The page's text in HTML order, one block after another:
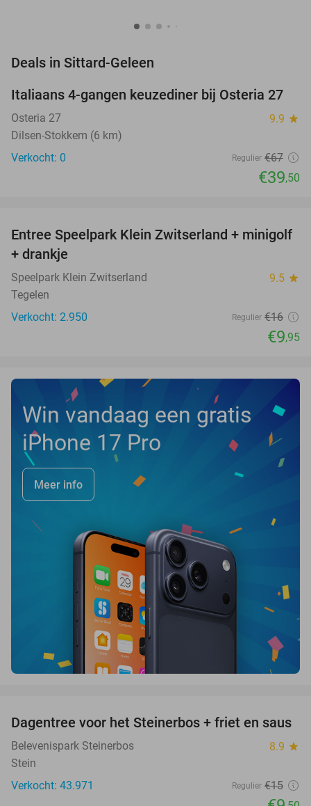
Deals in Sittard-Geleen
41%
TODAY
Italiaans 4-gangen keuzediner bij Osteria 27
Osteria 27 9.9 star
Dilsen-Stokkem (6 km)
Verkocht: 0
Regulier €67
€39,50
38%
Entree Speelpark Klein Zwitserland + minigolf
+ drankje
Speelpark Klein Zwitserland 9.5 star
Tegelen
Verkocht: 2.950
Regulier €16
€9,95
Win vandaag een gratis
iPhone 17 Pro
Meer info
37%
Dagentree voor het Steinerbos + friet en saus
Belevenispark Steinerbos 8.9 star
Stein
Verkocht: 43.971
Regulier €15